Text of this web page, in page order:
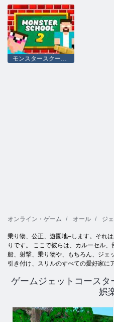
モンスタースクール2
オンライン・ゲーム オール ジ
乗り物、公正、遊園地–します。それ
りです。 ここで彼らは、カルーセル
船、射撃、乗り物や、もちろん、ジェ
引き付け、スリルのすべての愛好家に
ゲームジェットコース
娯